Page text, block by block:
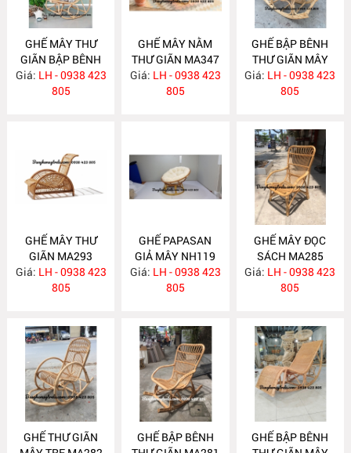
GHẾ MÂY THƯ
GIÃN BẬP BÊNH
MA348
Giá: LH - 0938 423
805
GHẾ MÂY NẰM
THƯ GIÃN MA347
Giá: LH - 0938 423
805
GHẾ BẬP BÊNH
THƯ GIÃN MÂY
TRE MA339
Giá: LH - 0938 423
805
GHẾ MÂY THƯ
GIÃN MA293
Giá: LH - 0938 423
805
GHẾ PAPASAN
GIẢ MÂY NH119
Giá: LH - 0938 423
805
GHẾ MÂY ĐỌC
SÁCH MA285
Giá: LH - 0938 423
805
GHẾ THƯ GIÃN
GHẾ BẬP BÊNH
GHẾ BẬP BÊNH